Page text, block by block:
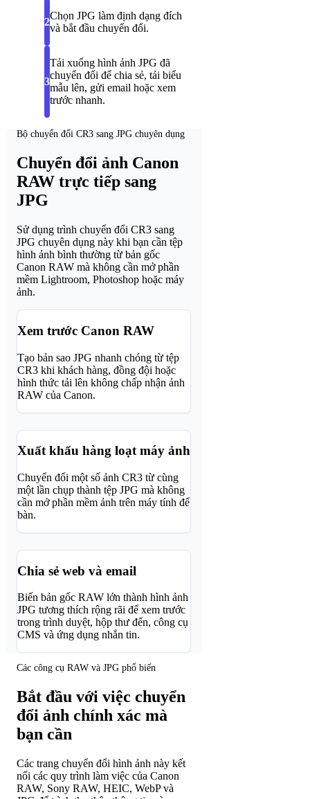
2
Chọn JPG làm định dạng đích
và bắt đầu chuyển đổi.
3
Tải xuống hình ảnh JPG đã
chuyển đổi để chia sẻ, tải biểu
mẫu lên, gửi email hoặc xem
trước nhanh.
Bộ chuyển đổi CR3 sang JPG chuyên dụng
Chuyển đổi ảnh Canon
RAW trực tiếp sang
JPG
Sử dụng trình chuyển đổi CR3 sang
JPG chuyên dụng này khi bạn cần tệp
hình ảnh bình thường từ bản gốc
Canon RAW mà không cần mở phần
mềm Lightroom, Photoshop hoặc máy
ảnh.
Xem trước Canon RAW
Tạo bản sao JPG nhanh chóng từ tệp
CR3 khi khách hàng, đồng đội hoặc
hình thức tải lên không chấp nhận ảnh
RAW của Canon.
Xuất khẩu hàng loạt máy ảnh
Chuyển đổi một số ảnh CR3 từ cùng
một lần chụp thành tệp JPG mà không
cần mở phần mềm ảnh trên máy tính để
bàn.
Chia sẻ web và email
Biến bản gốc RAW lớn thành hình ảnh
JPG tương thích rộng rãi để xem trước
trong trình duyệt, hộp thư đến, công cụ
CMS và ứng dụng nhắn tin.
Các công cụ RAW và JPG phổ biến
Bắt đầu với việc chuyển
đổi ảnh chính xác mà
bạn cần
Các trang chuyển đổi hình ảnh này kết
nối các quy trình làm việc của Canon
RAW, Sony RAW, HEIC, WebP và